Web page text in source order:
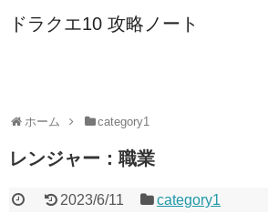
ドラクエ10 攻略ノート
ホーム category1
レンジャー：職業
2023/6/11 category1